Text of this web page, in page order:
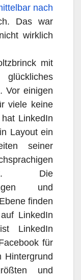
nach
Das war
wirklich
mit
Vor einigen
viele keine
LinkedIn
Layout ein
seiner
Die
und
finden
LinkedIn
LinkedIn
für
Hintergrund
und